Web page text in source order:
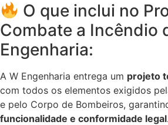
O que inclui no
Combate a Incêndio
Engenharia:
A W Engenharia entrega um projeto
com todos os elementos exigidos
e pelo Corpo de Bombeiros,
funcionalidade e conformidade legal